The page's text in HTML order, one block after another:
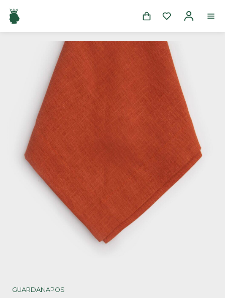
GUARDANAPOS